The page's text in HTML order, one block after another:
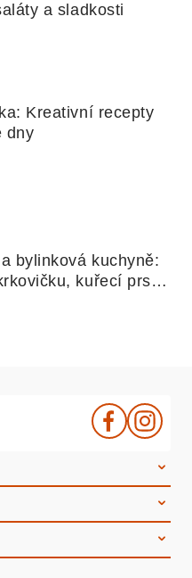
a sladkosti
Kreativní recepty
dny
bylinková kuchyně:
kuřecí prsa,
bažanta a krůtí